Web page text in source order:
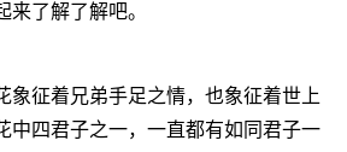
来了解了解吧。
象征着兄弟手足之情，也象征着世上
中四君子之一，一直都有如同君子一